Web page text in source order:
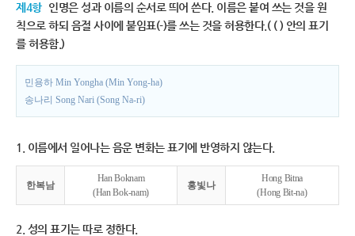
제4항 인명은 성과 이름의 순서로 띄어 쓴다. 이름은 붙여 쓰는 것을 원
칙으로 하되 음절 사이에 붙임표(-)를 쓰는 것을 허용한다.( ( ) 안의 표기
를 허용함.)
민용하 Min Yongha (Min Yong-ha)
송나리 Song Nari (Song Na-ri)
1. 이름에서 일어나는 음운 변화는 표기에 반영하지 않는다.
한복남
Han Boknam
(Han Bok-nam)
홍빛나
Hong Bitna
(Hong Bit-na)
2. 성의 표기는 따로 정한다.